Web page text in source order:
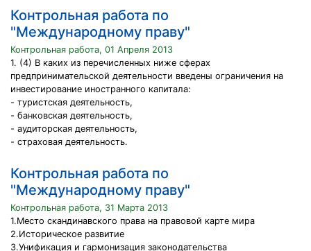
Контрольная работа по
"Международному праву"
Контрольная работа, 01 Апреля 2013
1. (4) В каких из перечисленных ниже сферах
предпринимательской деятельности введены ограничения на
инвестирование иностранного капитала:
- туристская деятельность,
- банковская деятельность,
- аудиторская деятельность,
- страховая деятельность.
Контрольная работа по
"Международному праву"
Контрольная работа, 31 Марта 2013
1.Место скандинавского права на правовой карте мира
2.Историческое развитие
3.Унификация и гармонизация законодательства